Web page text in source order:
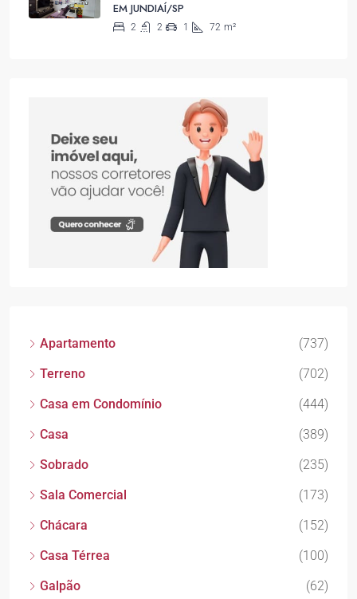
EM JUNDIAÍ/SP
2 2 1 72 m²
Apartamento
(737)
Terreno
(702)
Casa em Condomínio
(444)
Casa
(389)
Sobrado
(235)
Sala Comercial
(173)
Chácara
(152)
Casa Térrea
(100)
Galpão
(62)